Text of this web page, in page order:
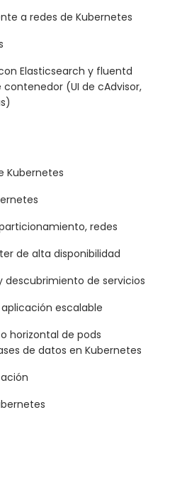
a redes de Kubernetes
Elasticsearch y fluentd
(UI de cAdvisor,
Kubernetes
redes
de alta disponibilidad
descubrimiento de servicios
escalable
horizontal de pods
de datos en Kubernetes